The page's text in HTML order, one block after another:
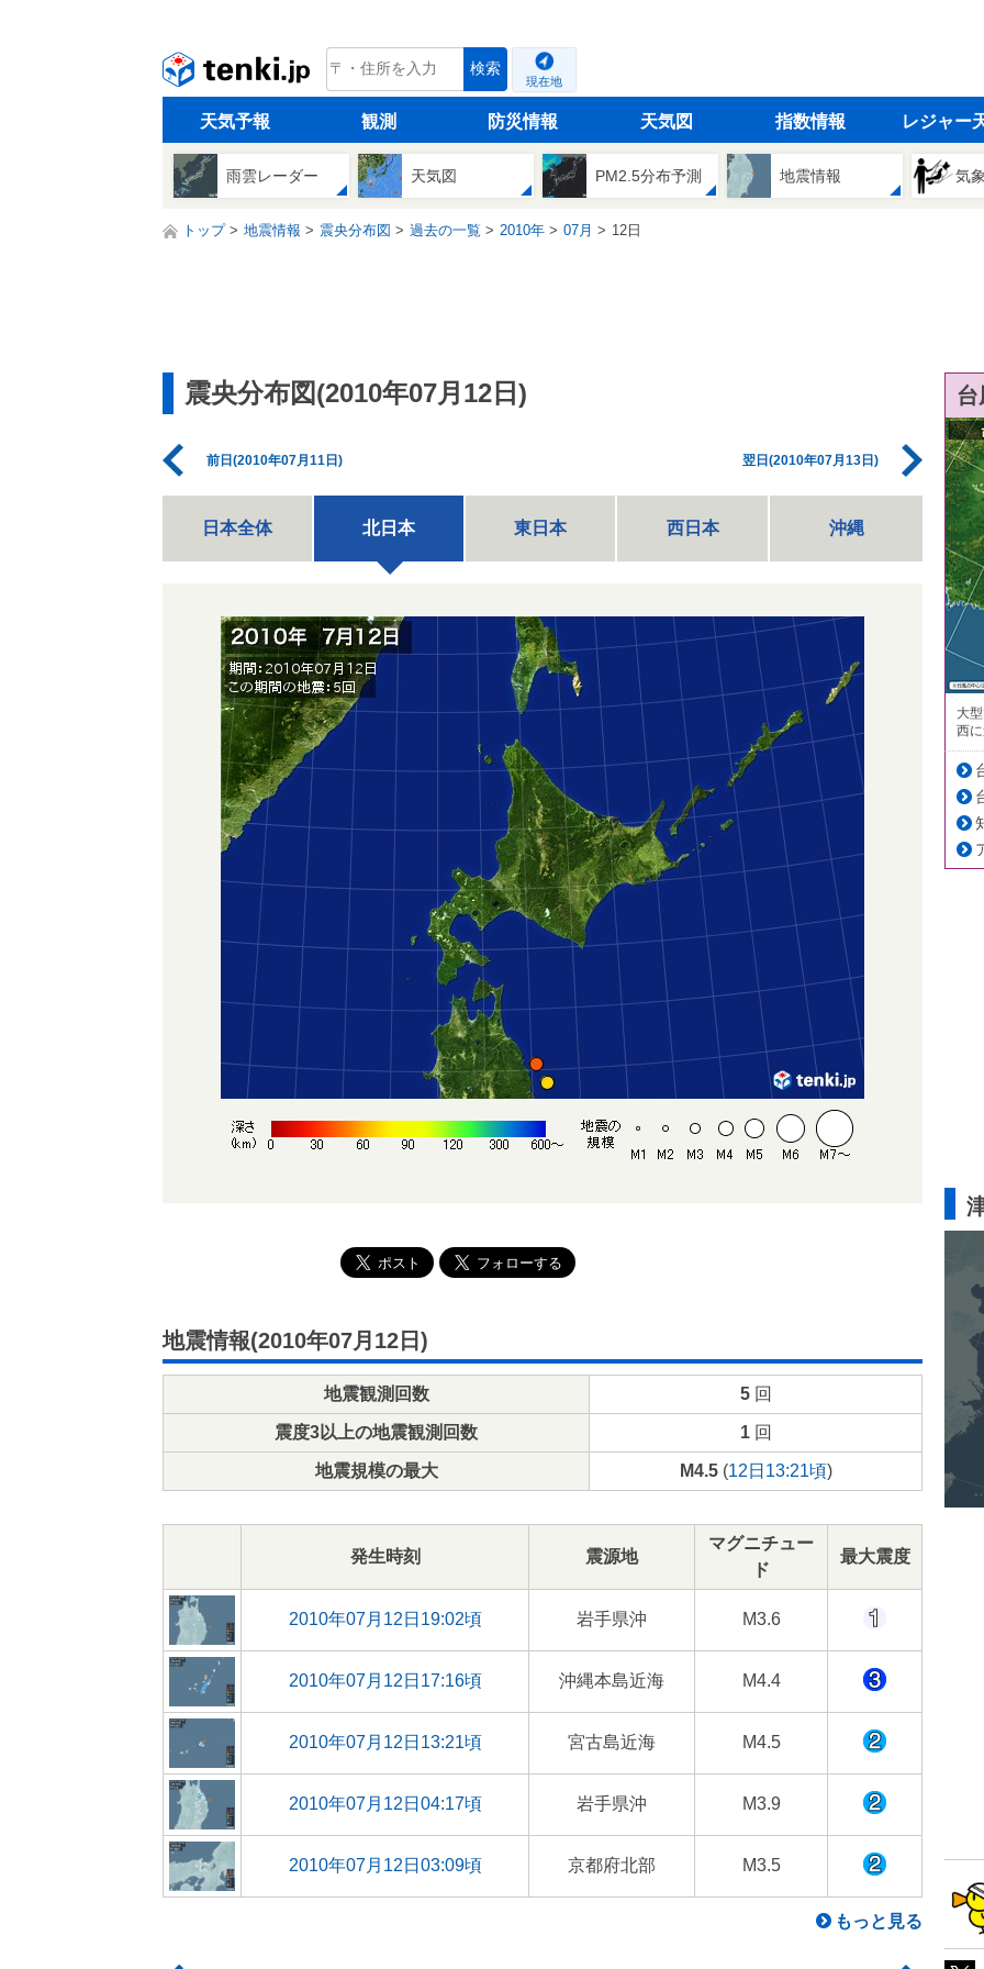
tenki.jp 検索
現在地
天気予報 観測 防災情報 天気図 指数情報 レジャー
雨雲レーダー 天気図 PM2.5分布予測 地震情報 気
トップ 地震情報 震央分布図 過去の一覧 2010年 07月 12日
震央分布図(2010年07月12日)
前日(2010年07月11日) 翌日(2010年07月13日)
日本全体 北日本 東日本 西日本 沖縄
地震情報(2010年07月12日)
地震観測回数 5回
震度3以上の地震観測回数 1回
地震規模の最大 M4.5(12日13:21頃)
発生時刻 震源地
マグニチュー
ド
最大震度
2010年07月12日19:02頃 岩手県沖 M3.6
2010年07月12日17:16頃 沖縄本島近海 M4.4
2010年07月12日13:21頃 宮古島近海 M4.5
2010年07月12日04:17頃 岩手県沖 M3.9
2010年07月12日03:09頃 京都府北部 M3.5
もっと見る
大
西